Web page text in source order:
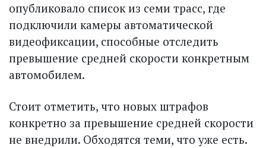
опубликовало список из семи трасс, где
подключили камеры автоматической
видеофиксации, способные отследить
превышение средней скорости конкретным
автомобилем.
Стоит отметить, что новых штрафов
конкретно за превышение средней скорости
не внедрили. Обходятся теми, что уже есть.